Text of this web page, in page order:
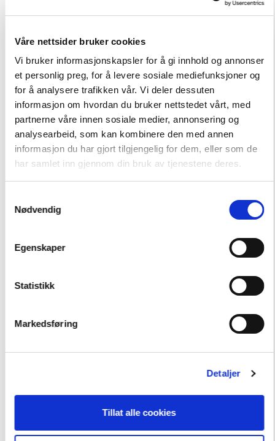
Våre nettsider bruker cookies
Vi bruker informasjonskapsler for å gi innhold og annonser
et personlig preg, for å levere sosiale mediefunksjoner og
for å analysere trafikken vår. Vi deler dessuten
informasjon om hvordan du bruker nettstedet vårt, med
partnerne våre innen sosiale medier, annonsering og
analysearbeid, som kan kombinere den med annen
informasjon du har gjort tilgjengelig for dem, eller som de
har samlet inn gjennom din bruk av tjenestene deres.
Nødvendig
Egenskaper
Statistikk
Markedsføring
Detaljer
Tillat alle cookies
Drop-safe
Verditransport
Hvis du vil bestille eller trenger å vite mer - fyll inn
dine kontaktopplysninger så vil vi kontakte deg så
Telefonnummer